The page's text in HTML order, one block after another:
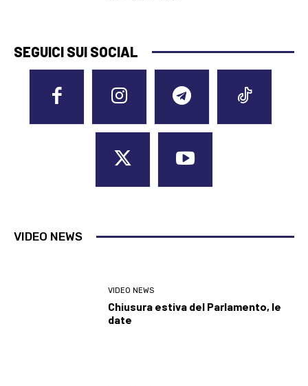
SEGUICI SUI SOCIAL
VIDEO NEWS
VIDEO NEWS
Chiusura estiva del Parlamento, le
date